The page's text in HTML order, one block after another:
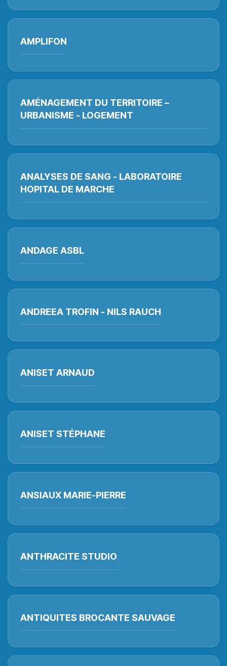
AMPLIFON
AMÉNAGEMENT DU TERRITOIRE –
URBANISME - LOGEMENT
ANALYSES DE SANG - LABORATOIRE
HOPITAL DE MARCHE
ANDAGE ASBL
ANDREEA TROFIN - NILS RAUCH
ANISET ARNAUD
ANISET STÉPHANE
ANSIAUX MARIE-PIERRE
ANTHRACITE STUDIO
ANTIQUITES BROCANTE SAUVAGE